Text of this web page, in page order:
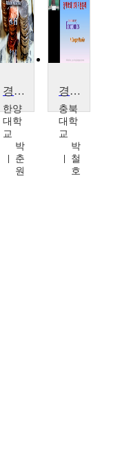
경제학입문
한양
대학
교
박
춘
원
경제학원론
충북
대학
교
박
철
호